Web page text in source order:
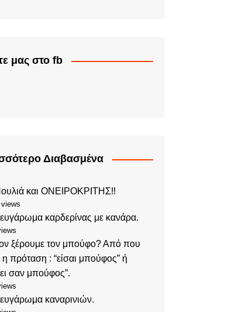
μας στο fb
Διαβασμένα
και ΟΝΕΙΡΟΚΡΙΤΗΣ!!
καρδερίνας με κανάρα.
ξέρουμε τον μπούφο? Από που
η πρόταση : “είσαι μπούφος” ή
σαν μπούφος”.
καναρινιών.